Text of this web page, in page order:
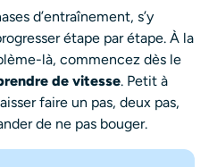
d’entraînement, s’y
étape par étape. À la
là, commencez dès le
de vitesse. Petit à
faire un pas, deux pas,
de ne pas bouger.